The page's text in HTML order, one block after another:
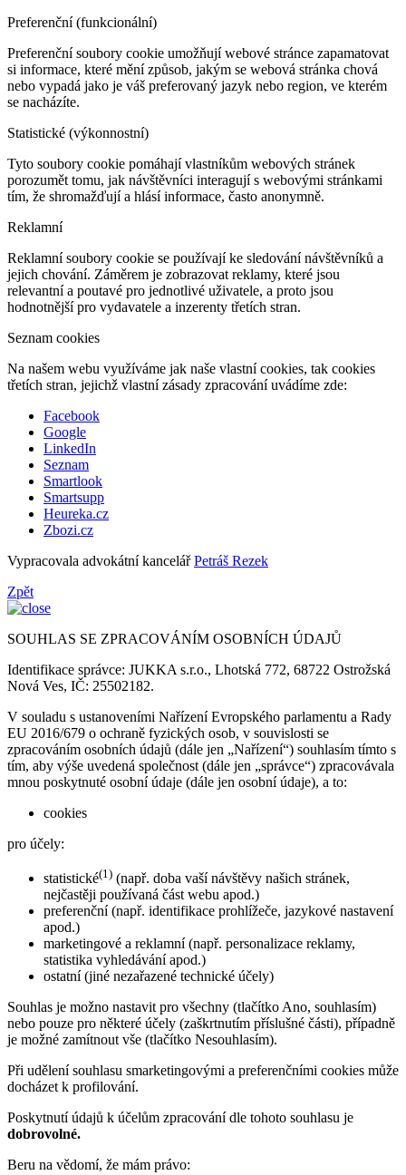
Preferenční (funkcionální)
Preferenční soubory cookie umožňují webové stránce zapamatovat
si informace, které mění způsob, jakým se webová stránka chová
nebo vypadá jako je váš preferovaný jazyk nebo region, ve kterém
se nacházíte.
Statistické (výkonnostní)
Tyto soubory cookie pomáhají vlastníkům webových stránek
porozumět tomu, jak návštěvníci interagují s webovými stránkami
tím, že shromažďují a hlásí informace, často anonymně.
Reklamní
Reklamní soubory cookie se používají ke sledování návštěvníků a
jejich chování. Záměrem je zobrazovat reklamy, které jsou
relevantní a poutavé pro jednotlivé uživatele, a proto jsou
hodnotnější pro vydavatele a inzerenty třetích stran.
Seznam cookies
Na našem webu využíváme jak naše vlastní cookies, tak cookies
třetích stran, jejichž vlastní zásady zpracování uvádíme zde:
Facebook
Google
LinkedIn
Seznam
Smartlook
Smartsupp
Heureka.cz
Zbozi.cz
Vypracovala advokátní kancelářPetráš Rezek
Zpět
SOUHLAS SE ZPRACOVÁNÍM OSOBNÍCH ÚDAJŮ
Identifikace správce: JUKKA s.r.o., Lhotská 772, 68722 Ostrožská
Nová Ves, IČ: 25502182.
V souladu s ustanoveními Nařízení Evropského parlamentu a Rady
EU 2016/679 o ochraně fyzických osob, v souvislosti se
zpracováním osobních údajů (dále jen „Nařízení“) souhlasím tímto s
tím, aby výše uvedená společnost (dále jen „správce“) zpracovávala
mnou poskytnuté osobní údaje (dále jen osobní údaje), a to:
cookies
pro účely:
statistické(1) (např. doba vaší návštěvy našich stránek,
nejčastěji používaná část webu apod.)
preferenční (např. identifikace prohlížeče, jazykové nastavení
apod.)
marketingové a reklamní (např. personalizace reklamy,
statistika vyhledávání apod.)
ostatní (jiné nezařazené technické účely)
Souhlas je možno nastavit pro všechny (tlačítko Ano, souhlasím)
nebo pouze pro některé účely (zaškrtnutím příslušné části), případně
je možné zamítnout vše (tlačítko Nesouhlasím).
Při udělení souhlasu smarketingovými a preferenčními cookies může
docházet k profilování.
Poskytnutí údajů k účelům zpracování dle tohoto souhlasu je
dobrovolné.
Beru na vědomí, že mám právo: